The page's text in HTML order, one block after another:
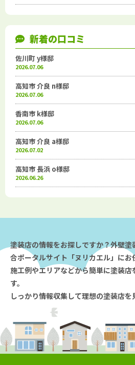
新着の口コミ
佐川町 y様邸
2026.07.06
高知市 介良 n様邸
2026.07.06
香南市 k様邸
2026.07.06
高知市 介良 a様邸
2026.07.02
高知市 長浜 o様邸
2026.06.26
塗装店の情報をお探しですか？外壁
合ポータルサイト「ヌリカエル」にお
施工例やエリアなどから簡単に塗装店
す。
しっかり情報収集して理想の塗装店を